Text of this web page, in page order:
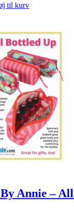
til kurv
Annie –